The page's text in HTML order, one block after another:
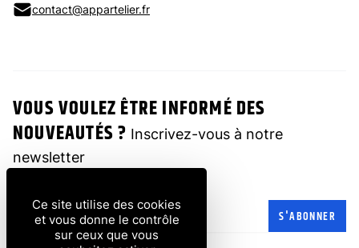
contact@appartelier.fr
VOUS VOULEZ ÊTRE INFORMÉ DES
NOUVEAUTÉS ? Inscrivez-vous à notre
newsletter
Adresse e-mail S'ABONNER
Ce site utilise des cookies
et vous donne le contrôle
sur ceux que vous